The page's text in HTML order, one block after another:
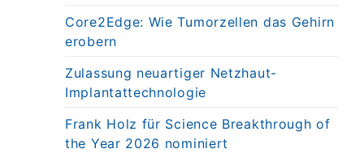
Core2Edge: Wie Tumorzellen das Gehirn
erobern
Zulassung neuartiger Netzhaut-
Implantattechnologie
Frank Holz für Science Breakthrough of
the Year 2026 nominiert